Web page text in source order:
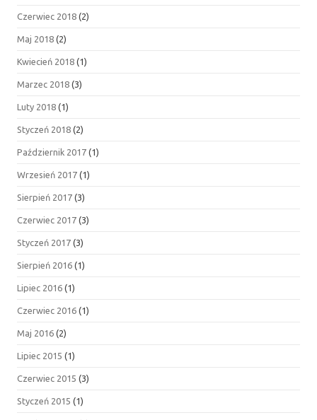
Czerwiec 2018 (2)
Maj 2018 (2)
Kwiecień 2018 (1)
Marzec 2018 (3)
Luty 2018 (1)
Styczeń 2018 (2)
Październik 2017 (1)
Wrzesień 2017 (1)
Sierpień 2017 (3)
Czerwiec 2017 (3)
Styczeń 2017 (3)
Sierpień 2016 (1)
Lipiec 2016 (1)
Czerwiec 2016 (1)
Maj 2016 (2)
Lipiec 2015 (1)
Czerwiec 2015 (3)
Styczeń 2015 (1)